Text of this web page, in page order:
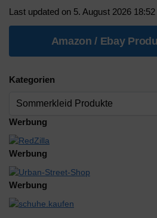
Last updated on 5. August 2026 18:52
Amazon / Ebay
Kategorien
Werbung
Werbung
Werbung